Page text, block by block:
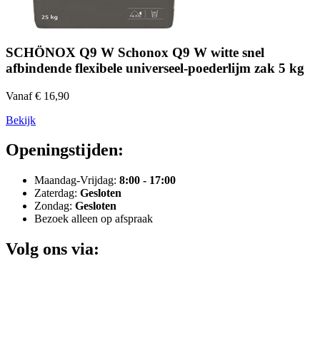
SCHÖNOX Q9 W Schonox Q9 W witte snel
afbindende flexibele universeel-poederlijm zak 5 kg
Vanaf € 16,90
Bekijk
Openingstijden:
Maandag-Vrijdag: 8:00 - 17:00
Zaterdag: Gesloten
Zondag: Gesloten
Bezoek alleen op afspraak
Volg ons via: